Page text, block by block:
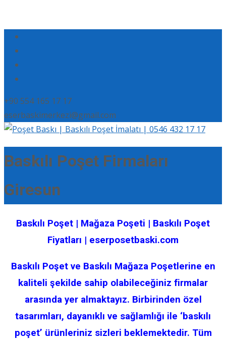
+90 554 165 17 17
eserbaskimerkezi@gmail.com
Baskılı Poşet Firmaları
Giresun
Baskılı Poşet | Mağaza Poşeti | Baskılı Poşet
Fiyatları | eserposetbaski.com
Baskılı Poşet ve Baskılı Mağaza Poşetlerine en
kaliteli şekilde sahip olabileceğiniz firmalar
arasında yer almaktayız. Birbirinden özel
tasarımları, dayanıklı ve sağlamlığı ile ‘baskılı
poşet’ ürünleriniz sizleri beklemektedir. Tüm